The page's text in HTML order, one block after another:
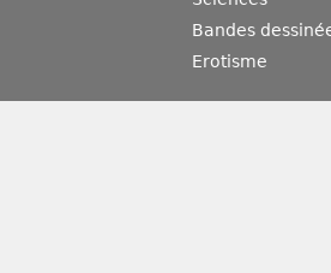
Bandes
Erotisme